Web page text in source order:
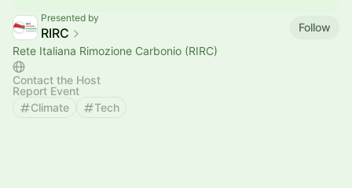
Presented by
RIRC
Follow
Rete Italiana Rimozione Carbonio (RIRC)
Contact the Host
Report Event
Climate
Tech